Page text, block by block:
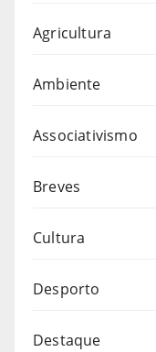
Agricultura
Ambiente
Associativismo
Breves
Cultura
Desporto
Destaque